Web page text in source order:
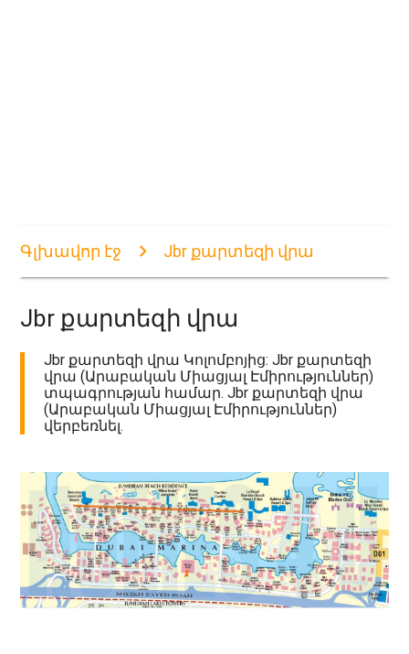
Գլխավոր էջ Jbr քարտեզի վրա
Jbr քարտեզի վրա
Jbr քարտեզի վրա Կոլոմբոյից: Jbr քարտեզի
վրա (Արաբական Միացյալ Էմիրություններ)
տպագրության համար. Jbr քարտեզի վրա
(Արաբական Միացյալ Էմիրություններ)
վերբեռնել.